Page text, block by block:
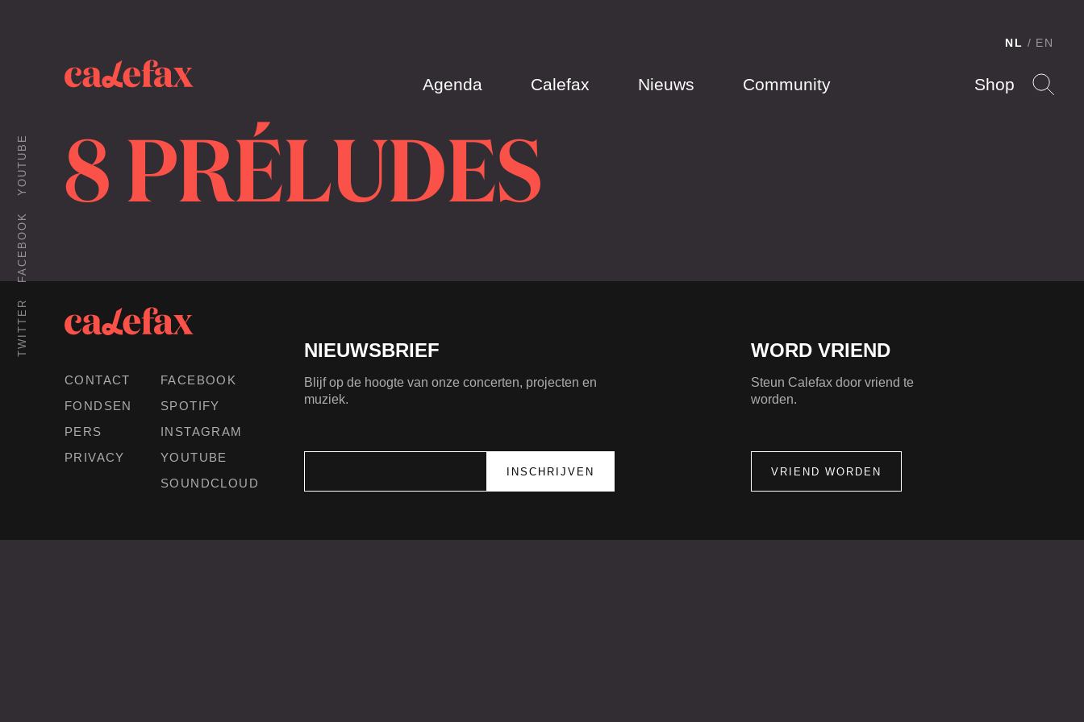
Agenda Calefax Nieuws Community Shop
NL EN
TWITTER
FACEBOOK
YOUTUBE 8 PRÉLUDES
CONTACT
FONDSEN
PERS
PRIVACY
FACEBOOK
SPOTIFY
INSTAGRAM
YOUTUBE
SOUNDCLOUD
NIEUWSBRIEF
Blijf op de hoogte van onze concerten, projecten en
muziek.
WORD VRIEND
Steun Calefax door vriend te
worden.
VRIEND WORDEN